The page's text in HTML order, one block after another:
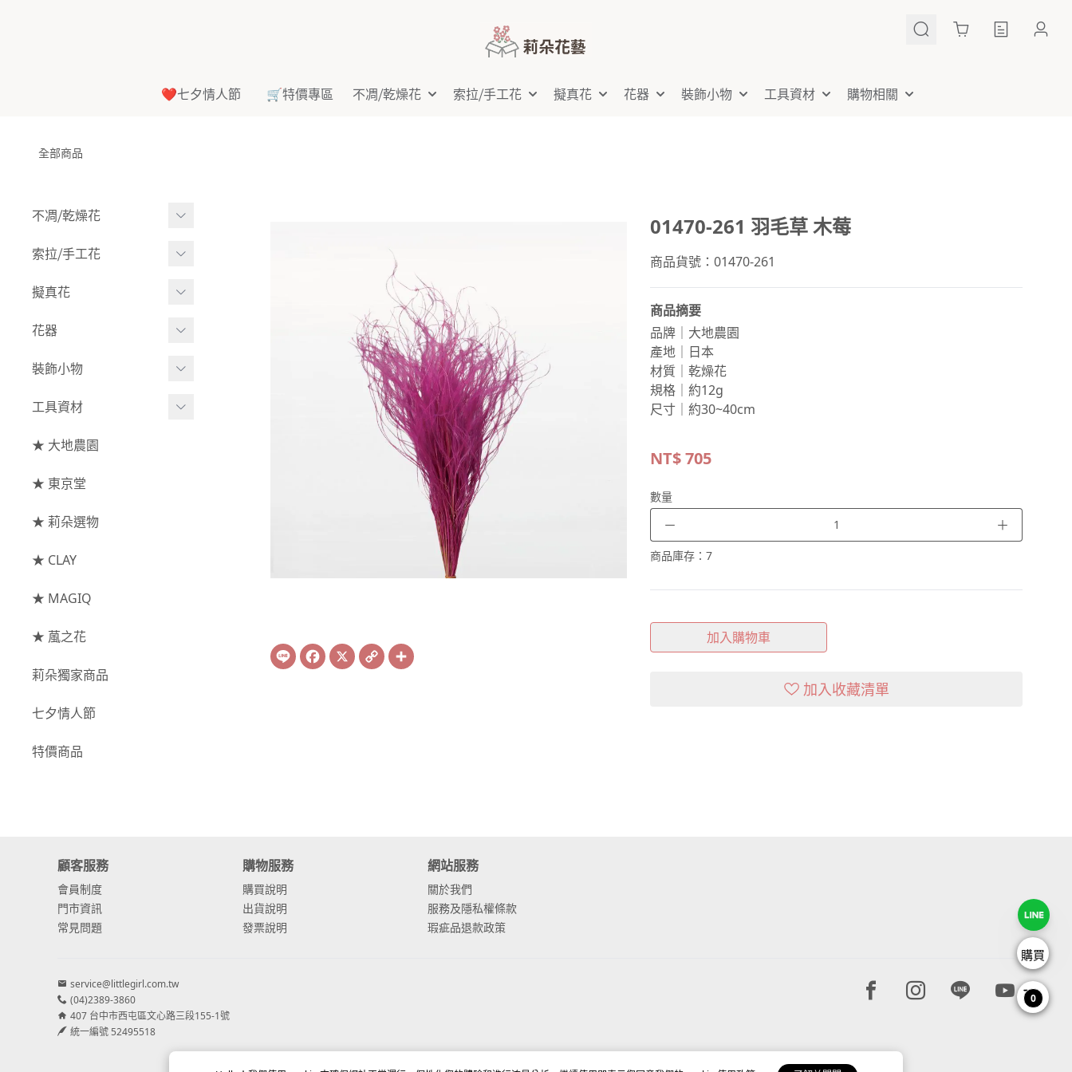
Cart
❤️七夕情人節 🛒特價專區 不凋⧸乾燥花 索拉⧸手工花 擬真花 花器 裝飾小物 工具資材 購物相關
全部商品
不凋⧸乾燥花
多色組合
- 其他
玫瑰
大玫瑰
- 迷你玫瑰
- 庭園玫瑰
- 其他玫瑰
主花
菊花
-
蘭花⧸大理花
康乃馨
- 安娜貝爾繡球花
- 日本繡球花
- 重瓣繡球花
配花
- 滿天星⧸木滿天星
索拉⧸手工花
索拉花(有花莖)
- 莉朵獨家水染
- 大地農園
索拉花(僅花頭)
原色
擬真花
盆栽⧸成品
綜合花束
葉材⧸藤蔓
枝條
果實
花器
小型花器
中大型花器
捧花架⧸吊架
藤圈⧸注連繩
提籃
裝飾小物
裝飾⧸擺飾
花插
工具資材
工具⧸型錄
資材
★ 大地農園
★ 東京堂
★ 莉朵選物
★ CLAY
★ MAGIQ
★ 葻之花
莉朵獨家商品
七夕情人節
特價商品
Line Facebook
X Copy
Link
01470-261 羽毛草 木莓
商品貨號：01470-261
商品摘要
品牌｜大地農園
產地｜日本
材質｜乾燥花
規格｜約12g
尺寸｜約30~40cm
NT$705
數量
－ ＋
商品庫存：7
加入購物車
加入收藏清單
顧客服務
會員制度
門市資訊
常見問題
購物服務
購買說明
出貨說明
發票說明
網站服務
關於我們
服務及隱私權條款
瑕疵品退款政策
service@littlegirl.com.tw
(04)2389-3860
407 台中市西屯區文心路三段155-1號
統一編號 52495518
Facebook page
Instagram page
Line pageYoutube
購買
0